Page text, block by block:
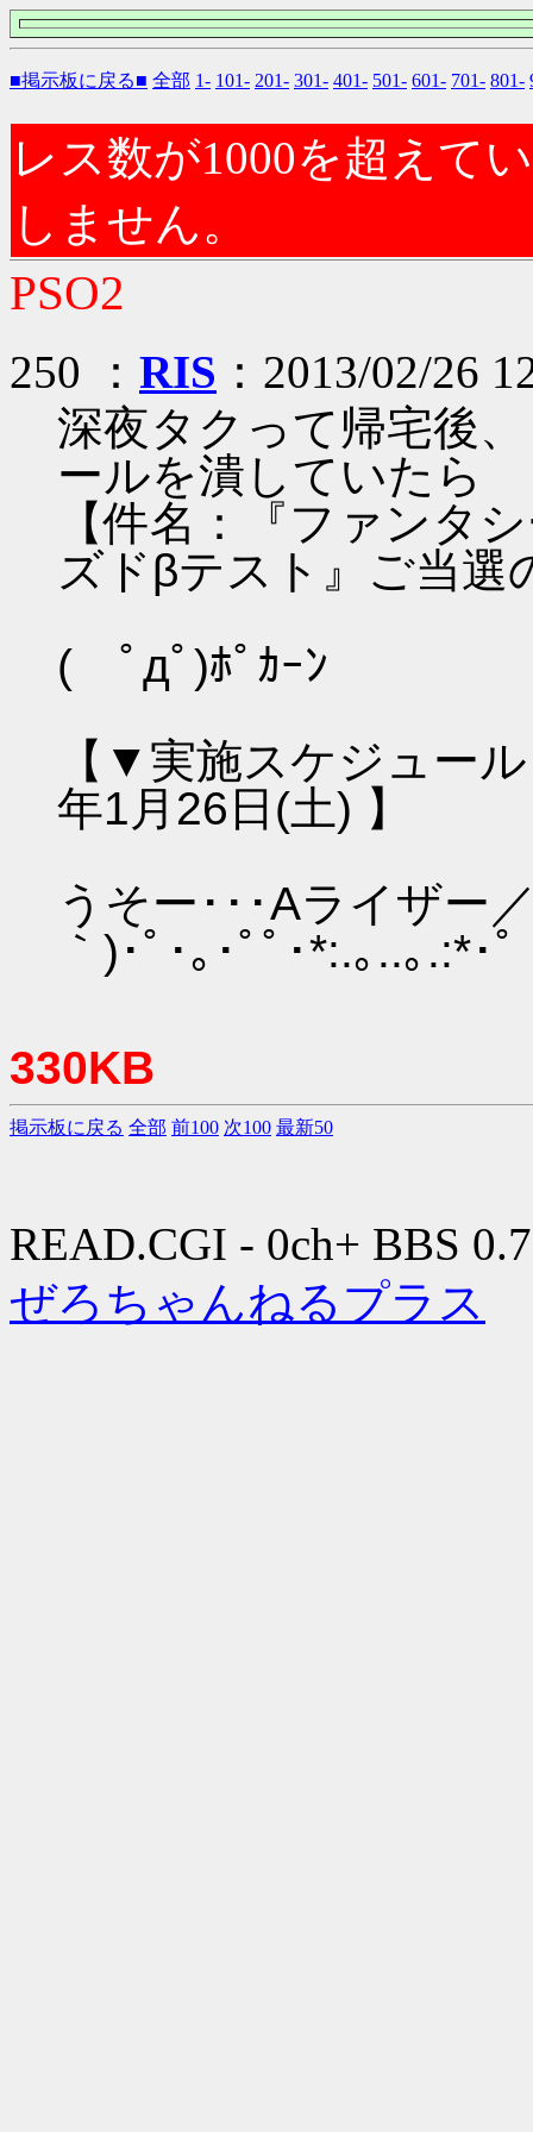
■掲示板に戻る■ 全部 1- 101- 201- 301- 401- 501- 601- 701- 801-
レス数が1000を超えて
しません。
PSO2
250 ： RIS ：2013/02/26
深夜タクって帰宅後
ールを潰していたら
【件名：『ファンタ
ズドβテスト』ご当選
( ﾟдﾟ)ﾎﾟｶｰﾝ
【▼実施スケジュー
年1月26日(土) 】
うそー･･･Aライザ
｀)･ﾟ･｡･ﾟﾟ･*:.｡..｡.:*･ﾟ
330KB
掲示板に戻る 全部 前100 次100 最新50
READ.CGI - 0ch+ BBS
ぜろちゃんねるプラス